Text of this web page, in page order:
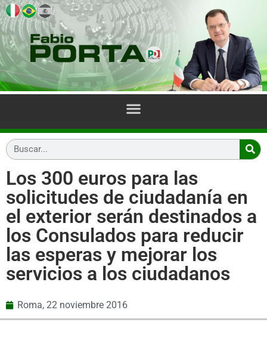
Los 300 euros para las
solicitudes de ciudadanía en
el exterior serán destinados a
los Consulados para reducir
las esperas y mejorar los
servicios a los ciudadanos
Roma, 22 noviembre 2016